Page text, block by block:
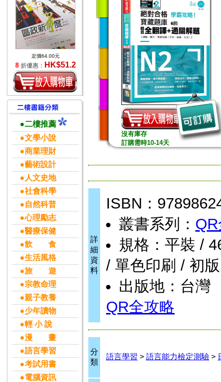
定價64.00元
8 折優惠： HK$51.2
●二樓推薦
●文學小說
●商業理財
●藝術設計
●人文史地
●社會科學
●自然科普
●心理勵志
●醫療保健
●飲 食
●生活風格
●旅 遊
●宗教命理
●親子教養
●少年讀物
●輕 小 說
●漫 畫
●語言學習
●考試用書
●電腦資訊
沒有庫存
訂購需時10-14天
詳
細
資
料
ISBN：
叢書系列：
規格：平裝 /
/ 單色印刷 / 初版
出版地：台灣
QR全攻略
分
類
語言學習 > 語言能力檢定測驗 >